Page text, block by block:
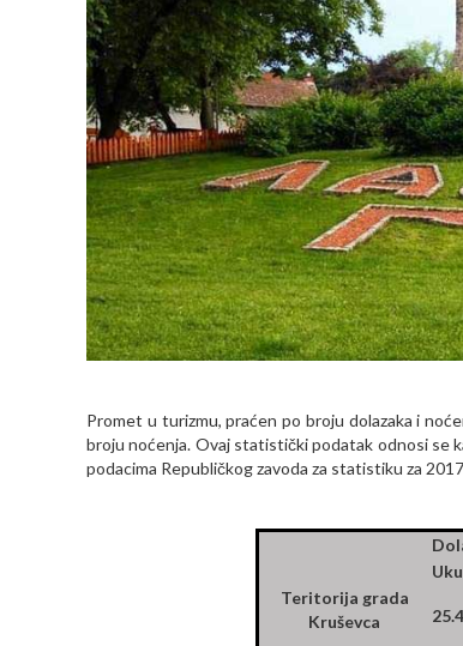
Promet u turizmu, praćen po broju dolazaka i
broju noćenja. Ovaj statistički podatak odnosi se
podacima Republičkog zavoda za statistiku za
Teritorija grada
Kruševca